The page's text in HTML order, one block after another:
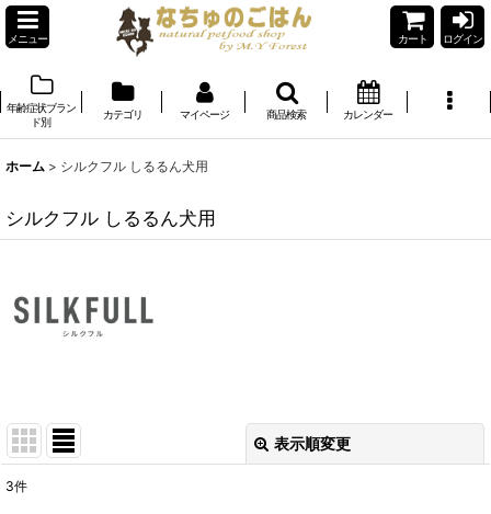
メニュー カート ログイン
年齢症状ブラン
ド別
カテゴリ マイページ 商品検索 カレンダー
ホーム > シルクフル しるるん犬用
シルクフル しるるん犬用
表示順変更
3件